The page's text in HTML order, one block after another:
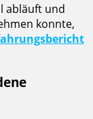
abläuft und
konnte,